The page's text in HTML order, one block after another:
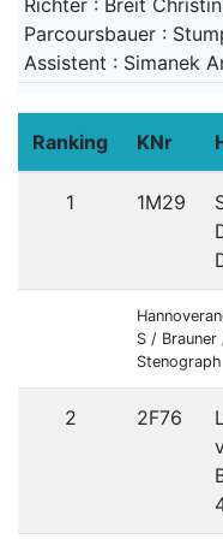
Richter : Breit
Parcoursbauer :
Assistent : Simanek
Ranking KNr
1 1M29
S / Brauner
Stenograph
2 2F76